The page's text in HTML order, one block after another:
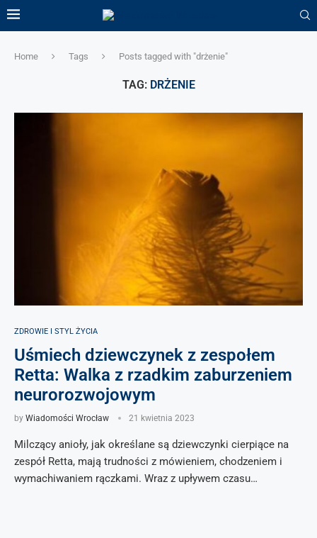
Home Tags Posts tagged with "drżenie"
TAG: DRŻENIE
ZDROWIE I STYL ŻYCIA
Uśmiech dziewczynek z zespołem
Retta: Walka z rzadkim zaburzeniem
neurorozwojowym
by Wiadomości Wrocław 21 kwietnia 2023
Milczący anioły, jak określane są dziewczynki cierpiące na
zespół Retta, mają trudności z mówieniem, chodzeniem i
wymachiwaniem rączkami. Wraz z upływem czasu…